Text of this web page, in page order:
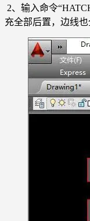
2、输入命令
充全部后置，边线也